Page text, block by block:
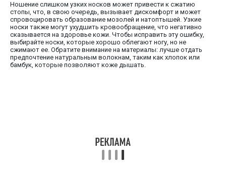
Ношение слишком узких носков может привести к сжатию
стопы, что, в свою очередь, вызывает дискомфорт и может
спровоцировать образование мозолей и натоптышей. Узкие
носки также могут ухудшить кровообращение, что негативно
сказывается на здоровье кожи. Чтобы исправить эту ошибку,
выбирайте носки, которые хорошо облегают ногу, но не
сжимают ее. Обратите внимание на материалы: лучше отдать
предпочтение натуральным волокнам, таким как хлопок или
бамбук, которые позволяют коже дышать.